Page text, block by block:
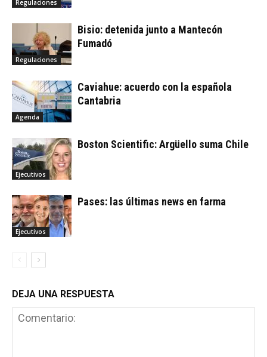
Regulaciones
Regulaciones
Bisio: detenida junto a Mantecón
Fumadó
Agenda
Caviahue: acuerdo con la española
Cantabria
Ejecutivos
Boston Scientific: Argüello suma Chile
Ejecutivos
Pases: las últimas news en farma
DEJA UNA RESPUESTA